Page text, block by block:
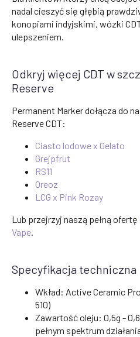
nadal cieszyć się głębią
konopiami indyjskimi, wózki
ulepszeniem.
Odkryj więcej CDT w
Reserve
Permanent Marker dołącza do
Reserve CDT:
Ciasto lodowe x Gelato
Grejpfrut
RS11
Oreoz
LCG x Pink Rozay
Lub przejrzyj naszą pełną ofertę
Vape.
Specyfikacja techniczna
Wkład: Active Ceramic
510)
Zawartość oleju: 0,5g -
pełnym spektrum